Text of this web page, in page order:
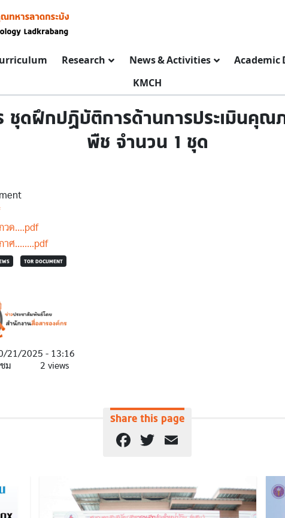
Research News & Activities Academic
KMCH
ชุดฝึกปฏิบัติการด้านการประเมินคุ
พืช จำนวน 1 ชุด
วด....pdf
าศ........pdf
TOR DOCUMENT
21/2025 - 13:16
ม
2 views
Share this page
Facebook
Twitter